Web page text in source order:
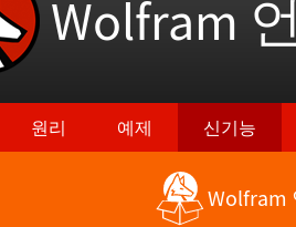
Wolfram
원리 예제 신기능
Wolfram